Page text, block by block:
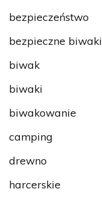
bezpieczeństwo
bezpieczne biwaki
biwak
biwaki
biwakowanie
camping
drewno
harcerskie